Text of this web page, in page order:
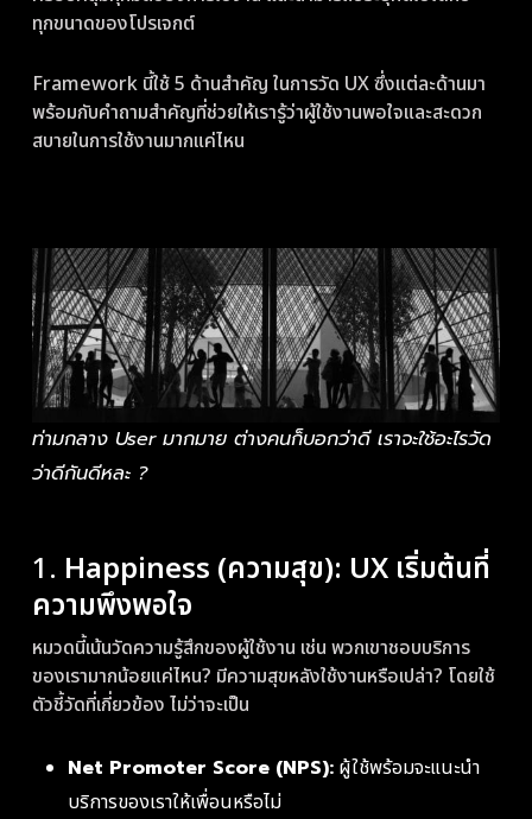
ทุกขนาดของโปรเจกต์
Framework นี้ใช้ 5 ด้านสำคัญ ในการวัด UX ซึ่งแต่ละด้านมา
พร้อมกับคำถามสำคัญที่ช่วยให้เรารู้ว่าผู้ใช้งานพอใจและสะดวก
สบายในการใช้งานมากแค่ไหน
ท่ามกลาง User มากมาย ต่างคนก็บอกว่าดี เราจะใช้อะไรวัด
ว่าดีกันดีหละ ?
1. Happiness (ความสุข): UX เริ่มต้นที่
ความพึงพอใจ
หมวดนี้เน้นวัดความรู้สึกของผู้ใช้งาน เช่น พวกเขาชอบบริการ
ของเรามากน้อยแค่ไหน? มีความสุขหลังใช้งานหรือเปล่า? โดยใช้
ตัวชี้วัดที่เกี่ยวข้อง ไม่ว่าจะเป็น
Net Promoter Score (NPS):ผู้ใช้พร้อมจะแนะนำ
บริการของเราให้เพื่อนหรือไม่